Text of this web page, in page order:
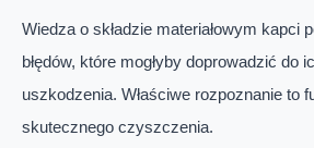
Wiedza o składzie materiałowym kapci
błędów, które mogłyby doprowadzić do
uszkodzenia. Właściwe rozpoznanie to
skutecznego czyszczenia.